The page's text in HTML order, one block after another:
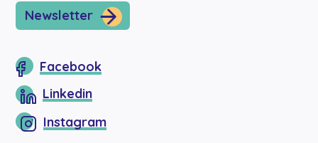
Newsletter
Facebook
Linkedin
Instagram